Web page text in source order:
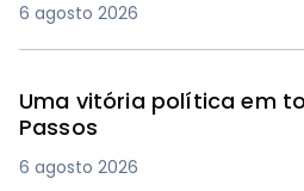
6 agosto 2026
Uma vitória política em
Passos
6 agosto 2026